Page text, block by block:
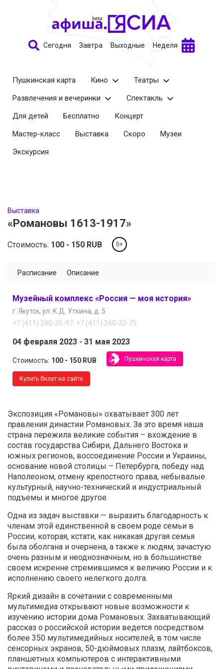
Сегодня Завтра Выходные Неделя
Пушкинская карта Кино
Театры
Развлечения и вечеринки
Спектакль
Для детей
Бесплатно
Концерт
Мастер-класс
Выставка Скоро
Музеи
Экскурсия
Выставка
«Романовы 1613-1917»
Стоимость: 100 150 RUB 0+
Расписание Описание
Музейный комплекс «Россия — моя история»
г. Якутск ул. К.Д. Уткина, д. 5
+7 (411) 240-35-97, +7 (411) 240-33-75
04 февраля 2023 31 мая 2023
Стоимость: 100 150 RUB Пушкинская карта
Купить билет на сайте
Экспозиция «Романовы» охватывает 300 лет
правления династии Романовых. За это время наша
страна пережила великие события – вхождение в
состав государства Сибири, Дальнего Востока и
южных регионов, воссоединение России и Украины,
основание новой столицы – Петербурга, победу над
Наполеоном, отмену крепостного права, небывалые
культурный, научно-технический и индустриальный
подъемы и многое другое.
Одна из задач выставки — выразить благодарность к
членам этой единственной в своем роде семьи в
России, которая, кстати, как никакая другая семья
была оболгана и очернена, а также к людям, зачастую
очень разным и неоднозначным, но в большинстве
своем искренне стремившимся к величию России и к
исполнению своего нелегкого долга.
Яркий дизайн в сочетании с современными
мультимедиа открывают новые возможности к
изучению истории дома Романовых. Захватывающий
рассказ о российской истории ведется посредством
более 350 мультимедийных носителей, в том числе
сенсорных экранов, 50-дюймовых плазм, лайтбоксов,
планшетных компьютеров с интерактивными